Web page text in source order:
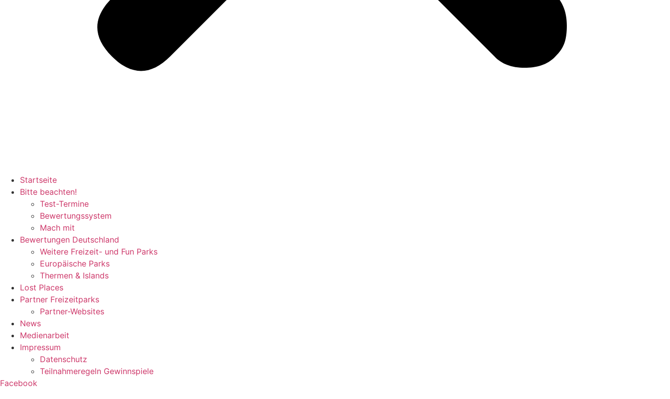
Startseite
Bitte beachten!
Test-Termine
Bewertungssystem
Mach mit
Bewertungen Deutschland
Weitere Freizeit- und Fun Parks
Europäische Parks
Thermen & Islands
Lost Places
Partner Freizeitparks
Partner-Websites
News
Medienarbeit
Impressum
Datenschutz
Teilnahmeregeln Gewinnspiele
Facebook